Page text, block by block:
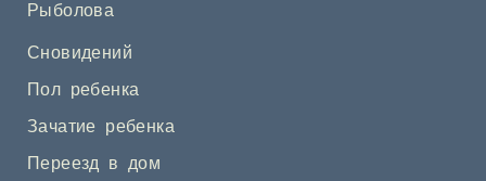
Рыболова
Сновидений
Пол ребенка
Зачатие ребенка
Переезд в дом